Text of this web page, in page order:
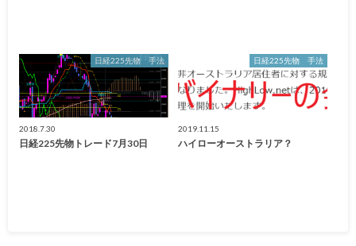
日経225先物 手法
2018.7.30
日経225先物トレード7月30日
日経225先物 手法
2019.11.15
ハイローオーストラリア？